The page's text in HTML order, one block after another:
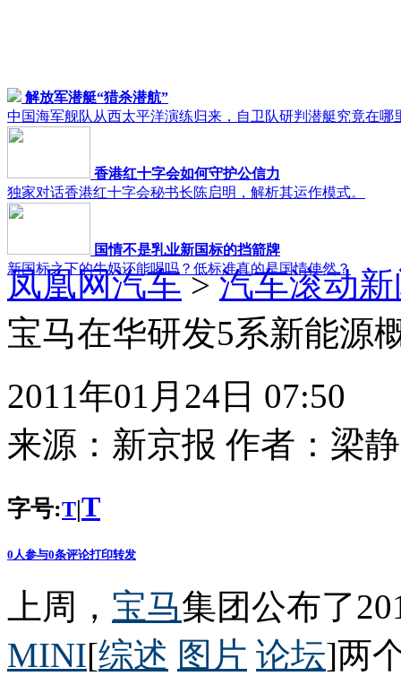
解放军潜艇“猎杀潜航”
中国海军舰队从西太平洋演练归来，自卫队研判潜艇究竟在哪
香港红十字会如何守护公信力
独家对话香港红十字会秘书长陈启明，解析其运作模式。
国情不是乳业新国标的挡箭牌
新国标之下的牛奶还能喝吗？低标准真的是国情使然？
凤凰网汽车>汽车滚动
宝马在华研发5系新能源
2011年01月24日 07:50
来源： 新京报 作者： 梁
字号:T|T
0 人参与0条评论打印转发
上周， 宝马集团公布了
MINI[综述 图片 论坛]两